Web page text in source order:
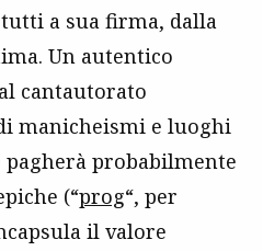
a sua firma, dalla
Un autentico
cantautorato
manicheismi e luoghi
pagherà probabilmente
(“prog“, per
il valore